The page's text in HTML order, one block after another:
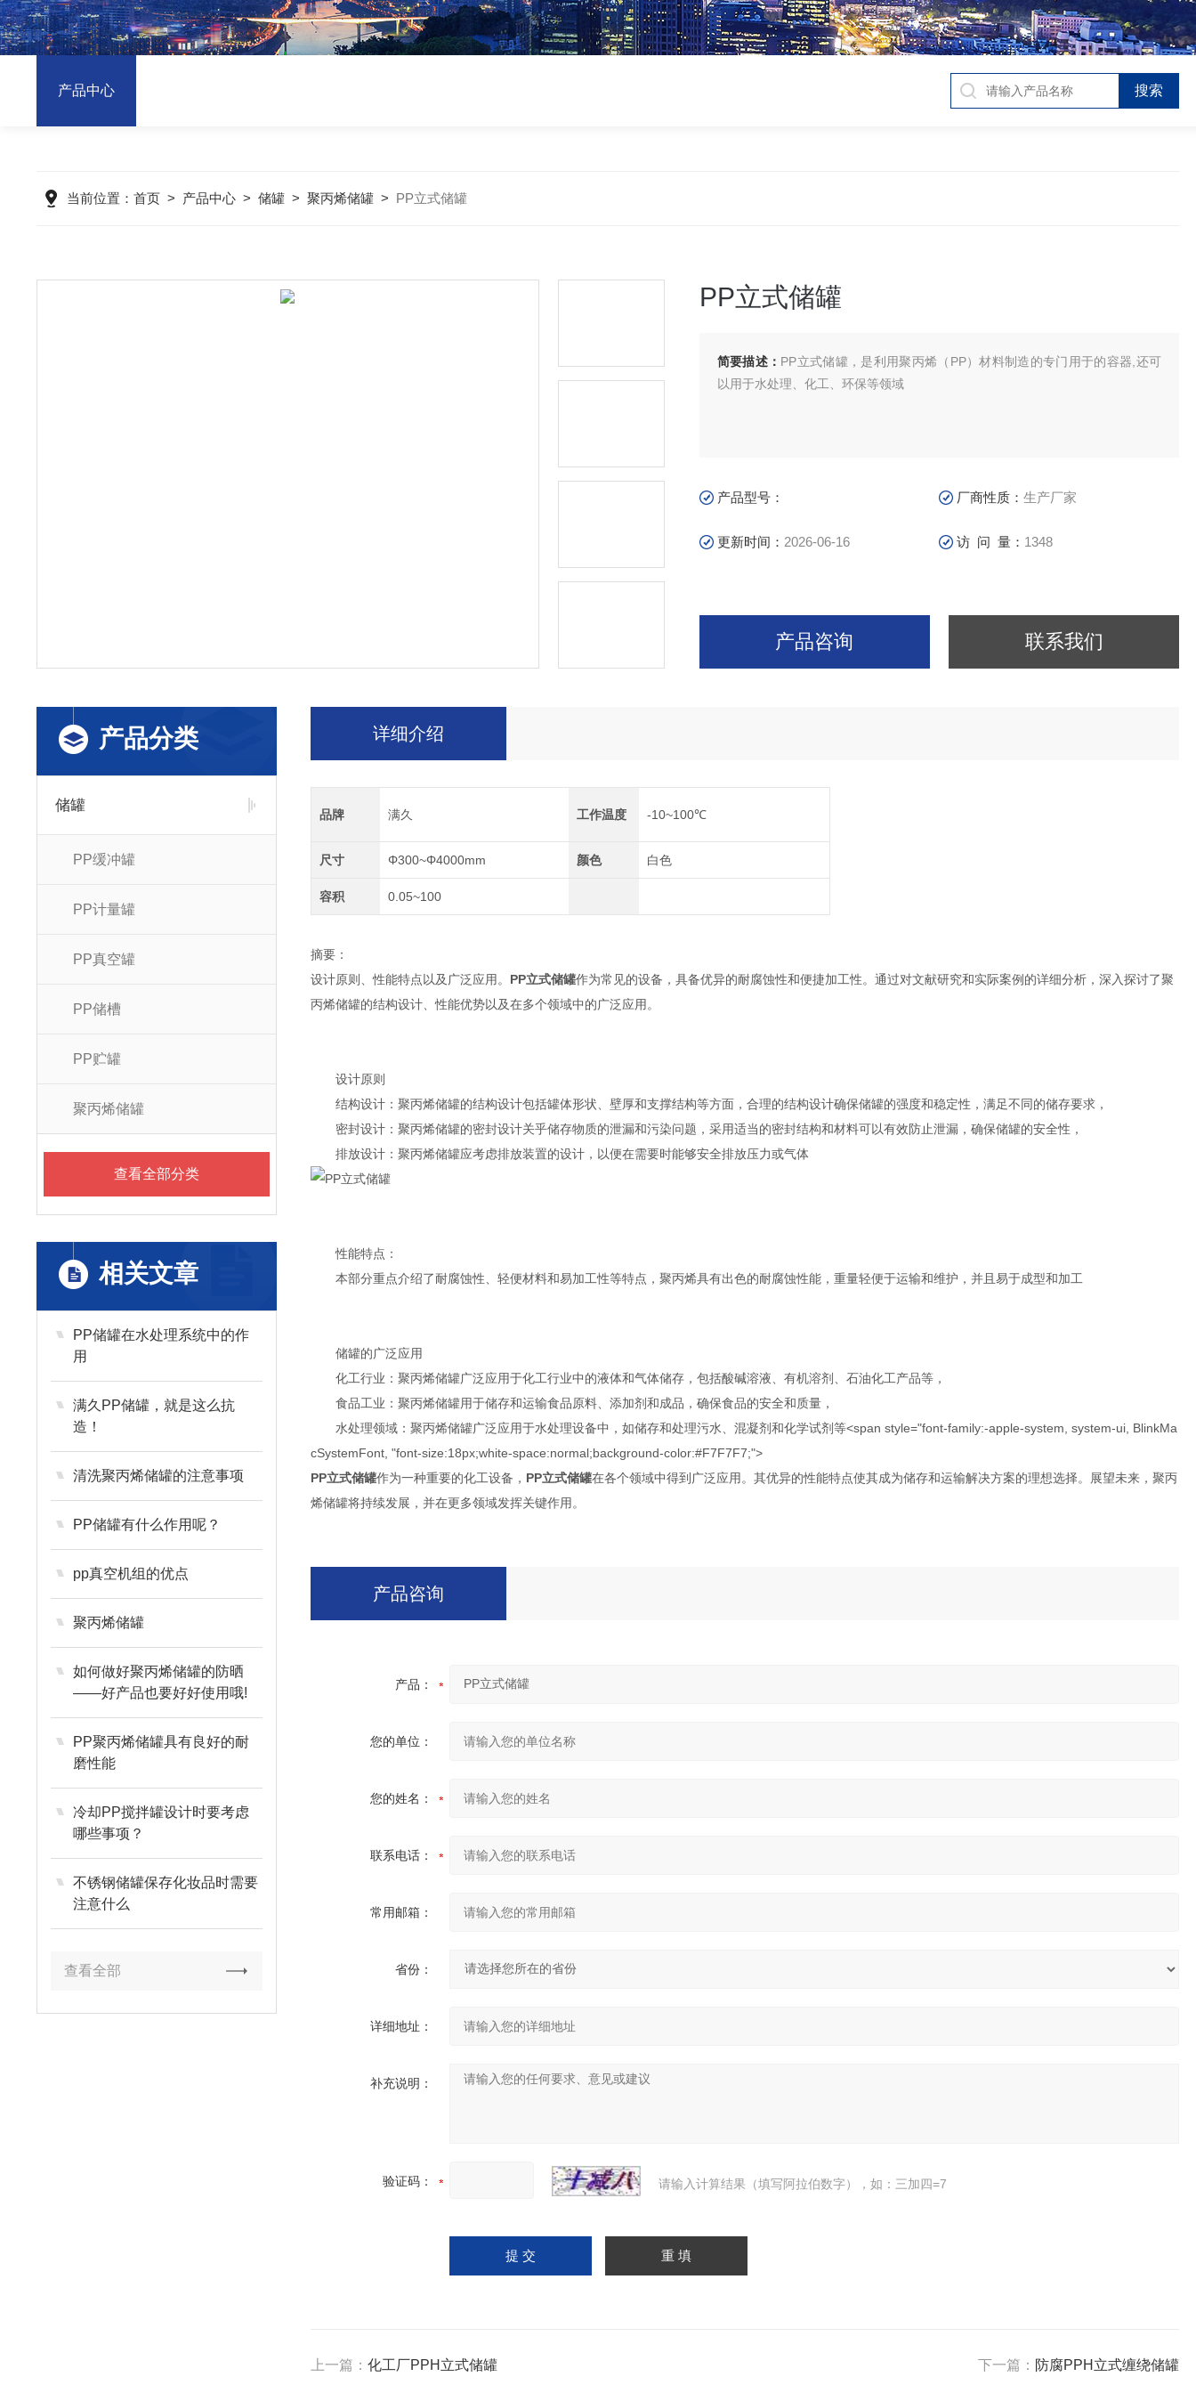
产品中心
当前位置： 首页> 产品中心> 储罐> 聚丙烯储罐> PP立式储罐
PP立式储罐
简要描述： PP立式储罐，是利用聚丙烯（PP）材料制造的专门用于的容器,还可
以用于水处理、化工、环保等领域
产品型号： 厂商性质：生产厂家
更新时间： 2026-06-16 访 问 量： 1348
产品咨询 联系我们
产品分类
储罐
PP缓冲罐
PP计量罐
PP真空罐
PP储槽
PP贮罐
聚丙烯储罐
查看全部分类
相关文章
PP储罐在水处理系统中的作
用
满久PP储罐，就是这么抗
造！
清洗聚丙烯储罐的注意事项
PP储罐有什么作用呢？
pp真空机组的优点
聚丙烯储罐
如何做好聚丙烯储罐的防晒
——好产品也要好好使用哦!
PP聚丙烯储罐具有良好的耐
磨性能
冷却PP搅拌罐设计时要考虑
哪些事项？
不锈钢储罐保存化妆品时需要
注意什么
查看全部
详细介绍
品牌 满久 工作温度 -10~100℃
尺寸 Φ300~Φ4000mm 颜色 白色
容积 0.05~100
摘要：
设计原则、性能特点以及广泛应用。 PP立式储罐作为常见的设备，具备优异的耐腐蚀性和便捷加工性。通过对文献研究和实际案例的详细分析，深入探讨了聚
丙烯储罐的结构设计、性能优势以及在多个领域中的广泛应用。
设计原则
结构设计：聚丙烯储罐的结构设计包括罐体形状、壁厚和支撑结构等方面，合理的结构设计确保储罐的强度和稳定性，满足不同的储存要求，
密封设计：聚丙烯储罐的密封设计关乎储存物质的泄漏和污染问题，采用适当的密封结构和材料可以有效防止泄漏，确保储罐的安全性，
排放设计：聚丙烯储罐应考虑排放装置的设计，以便在需要时能够安全排放压力或气体
性能特点：
本部分重点介绍了耐腐蚀性、轻便材料和易加工性等特点，聚丙烯具有出色的耐腐蚀性能，重量轻便于运输和维护，并且易于成型和加工
储罐的广泛应用
化工行业：聚丙烯储罐广泛应用于化工行业中的液体和气体储存，包括酸碱溶液、有机溶剂、石油化工产品等，
食品工业：聚丙烯储罐用于储存和运输食品原料、添加剂和成品，确保食品的安全和质量，
水处理领域：聚丙烯储罐广泛应用于水处理设备中，如储存和处理污水、混凝剂和化学试剂等<span style="font-family:-apple-system, system-ui, BlinkMa
cSystemFont, "font-size:18px;white-space:normal;background-color:#F7F7F7;">
PP立式储罐作为一种重要的化工设备， PP立式储罐在各个领域中得到广泛应用。其优异的性能特点使其成为储存和运输解决方案的理想选择。展望未来，聚丙
烯储罐将持续发展，并在更多领域发挥关键作用。
产品咨询
产品：
您的单位：
您的姓名：
联系电话：
常用邮箱：
省份：
详细地址：
补充说明：
验证码： 请输入计算结果（填写阿拉伯数字），如：三加四=7
上一篇：化工厂PPH立式储罐 下一篇： 防腐PPH立式缠绕储罐